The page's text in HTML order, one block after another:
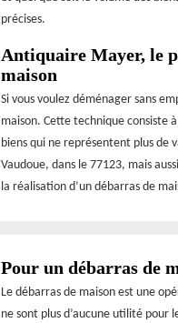
précises.
Antiquaire Mayer, le
maison
Si vous voulez déménager sans
maison. Cette technique consiste
biens qui ne représentent plus de
Vaudoue, dans le 77123, mais
la réalisation d’un débarras de
Pour un débarras de
Le débarras de maison est une
ne sont plus d’aucune utilité pour